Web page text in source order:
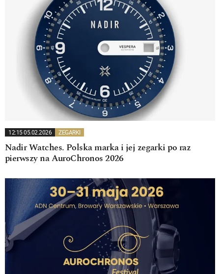
12:15 05.02.2026 ZEGARKI
Nadir Watches. Polska marka i jej zegarki po raz
pierwszy na AuroChronos 2026